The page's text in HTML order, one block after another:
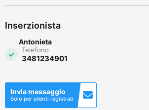
Inserzionista
Antonieta
Telefono
3481234901
Invia messaggio
Solo per utenti registrati